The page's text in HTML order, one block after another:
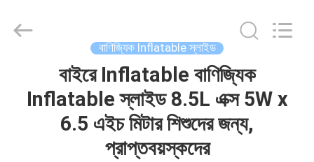
Limited.
বাণিজ্যিক Inflatable স্লাইড
বাইরে Inflatable বাণিজ্যিক
Inflatable স্লাইড 8.5L এক্স 5W x
6.5 এইচ মিটার শিশুদের জন্য,
প্রাপ্তবয়স্কদের